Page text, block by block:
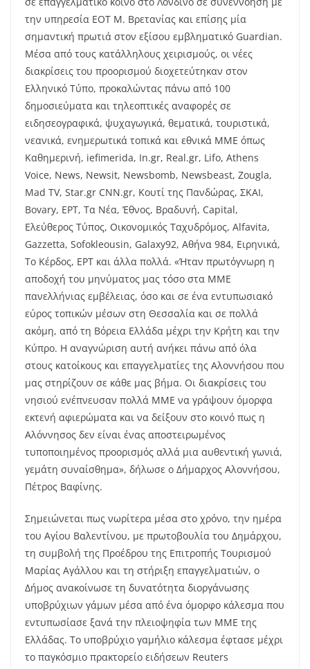
την υπηρεσία ΕΟΤ Μ. Βρετανίας και επίσης μία
σημαντική πρωτιά στον εξίσου εμβληματικό Guardian.
Μέσα από τους κατάλληλους χειρισμούς, οι νέες
διακρίσεις του προορισμού διοχετεύτηκαν στον
Ελληνικό Τύπο, προκαλώντας πάνω από 100
δημοσιεύματα και τηλεοπτικές αναφορές σε
ειδησεογραφικά, ψυχαγωγικά, θεματικά, τουριστικά,
νεανικά, ενημερωτικά τοπικά και εθνικά ΜΜΕ όπως
Καθημερινή, iefimerida, In.gr, Real.gr, Lifo, Athens
Voice, News, Newsit, Newsbomb, Newsbeast, Zougla,
Mad TV, Star.gr CNN.gr, Κουτί της Πανδώρας, ΣΚΑΙ,
Bovary, ΕΡΤ, Τα Νέα, Έθνος, Βραδυνή, Capital,
Ελεύθερος Τύπος, Οικονομικός Ταχυδρόμος, Alfavita,
Gazzetta, Sofokleousin, Galaxy92, Αθήνα 984, Ειρηνικά,
Το Κέρδος, ΕΡΤ και άλλα πολλά. «Ήταν πρωτόγνωρη η
αποδοχή του μηνύματος μας τόσο στα ΜΜΕ
πανελλήνιας εμβέλειας, όσο και σε ένα εντυπωσιακό
εύρος τοπικών μέσων στη Θεσσαλία και σε πολλά
ακόμη, από τη Βόρεια Ελλάδα μέχρι την Κρήτη και την
Κύπρο. Η αναγνώριση αυτή ανήκει πάνω από όλα
στους κατοίκους και επαγγελματίες της Αλοννήσου που
μας στηρίζουν σε κάθε μας βήμα. Οι διακρίσεις του
νησιού ενέπνευσαν πολλά ΜΜΕ να γράψουν όμορφα
εκτενή αφιερώματα και να δείξουν στο κοινό πως η
Αλόννησος δεν είναι ένας αποστειρωμένος
τυποποιημένος προορισμός αλλά μια αυθεντική γωνιά,
γεμάτη συναίσθημα», δήλωσε ο Δήμαρχος Αλοννήσου,
Πέτρος Βαφίνης.
Σημειώνεται πως νωρίτερα μέσα στο χρόνο, την ημέρα
του Αγίου Βαλεντίνου, με πρωτοβουλία του Δημάρχου,
τη συμβολή της Προέδρου της Επιτροπής Τουρισμού
Μαρίας Αγάλλου και τη στήριξη επαγγελματιών, ο
Δήμος ανακοίνωσε τη δυνατότητα διοργάνωσης
υποβρύχιων γάμων μέσα από ένα όμορφο κάλεσμα που
εντυπωσίασε ξανά την πλειοψηφία των ΜΜΕ της
Ελλάδας. Το υποβρύχιο γαμήλιο κάλεσμα έφτασε μέχρι
το παγκόσμιο πρακτορείο ειδήσεων Reuters